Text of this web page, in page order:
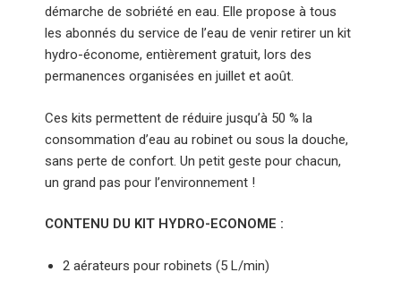
démarche de sobriété en eau. Elle propose à tous
les abonnés du service de l’eau de venir retirer un kit
hydro-économe, entièrement gratuit, lors des
permanences organisées en juillet et août.
Ces kits permettent de réduire jusqu’à 50 % la
consommation d’eau au robinet ou sous la douche,
sans perte de confort. Un petit geste pour chacun,
un grand pas pour l’environnement !
CONTENU DU KIT HYDRO-ECONOME :
2 aérateurs pour robinets (5 L/min)